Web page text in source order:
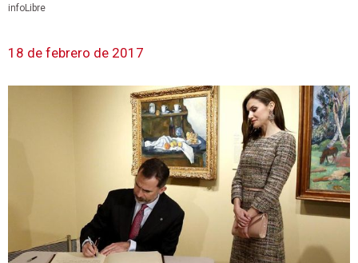
infoLibre
18 de febrero de 2017